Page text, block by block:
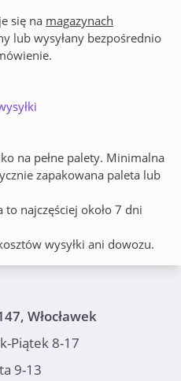
się na magazynach
lub wysyłany bezpośrednio
na pełne palety. Minimalna
zapakowana paleta lub
to najczęściej około 7 dni
wysyłki ani dowozu.
Włocławek
Piątek 8-17
9-13